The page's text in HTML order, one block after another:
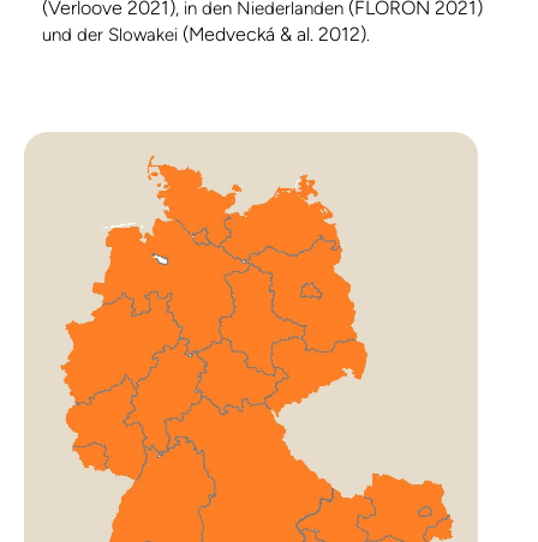
(Verloove 2021), in den Niederlanden (FLORON 2021)
und der Slowakei (Medvecká & al. 2012).